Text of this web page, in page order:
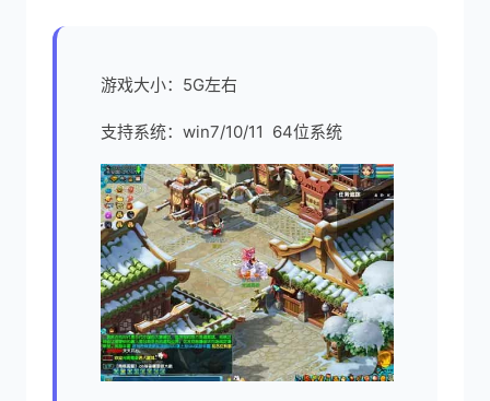
游戏大小：5G左右
支持系统：win7/10/11 64位系统